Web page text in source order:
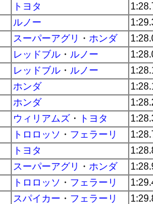
トヨタ
ルノー
スーパーアグリ ・ ホンダ
レッドブル ・ ルノー
レッドブル ・ ルノー
ホンダ
ホンダ
ウィリアムズ ・ トヨタ
トロロッソ ・ フェラーリ
トヨタ
スーパーアグリ ・ ホンダ
トロロッソ ・ フェラーリ
スパイカー ・ フェラーリ